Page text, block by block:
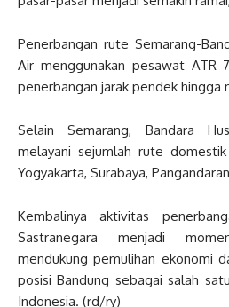
Penerbangan rute Semarang-
Air menggunakan pesawat ATR
penerbangan jarak pendek hingga
Selain Semarang, Bandara
melayani sejumlah rute
Yogyakarta, Surabaya,
Kembalinya aktivitas
Sastranegara menjadi
mendukung pemulihan ekonomi
posisi Bandung sebagai salah
Indonesia. (rd/ry)